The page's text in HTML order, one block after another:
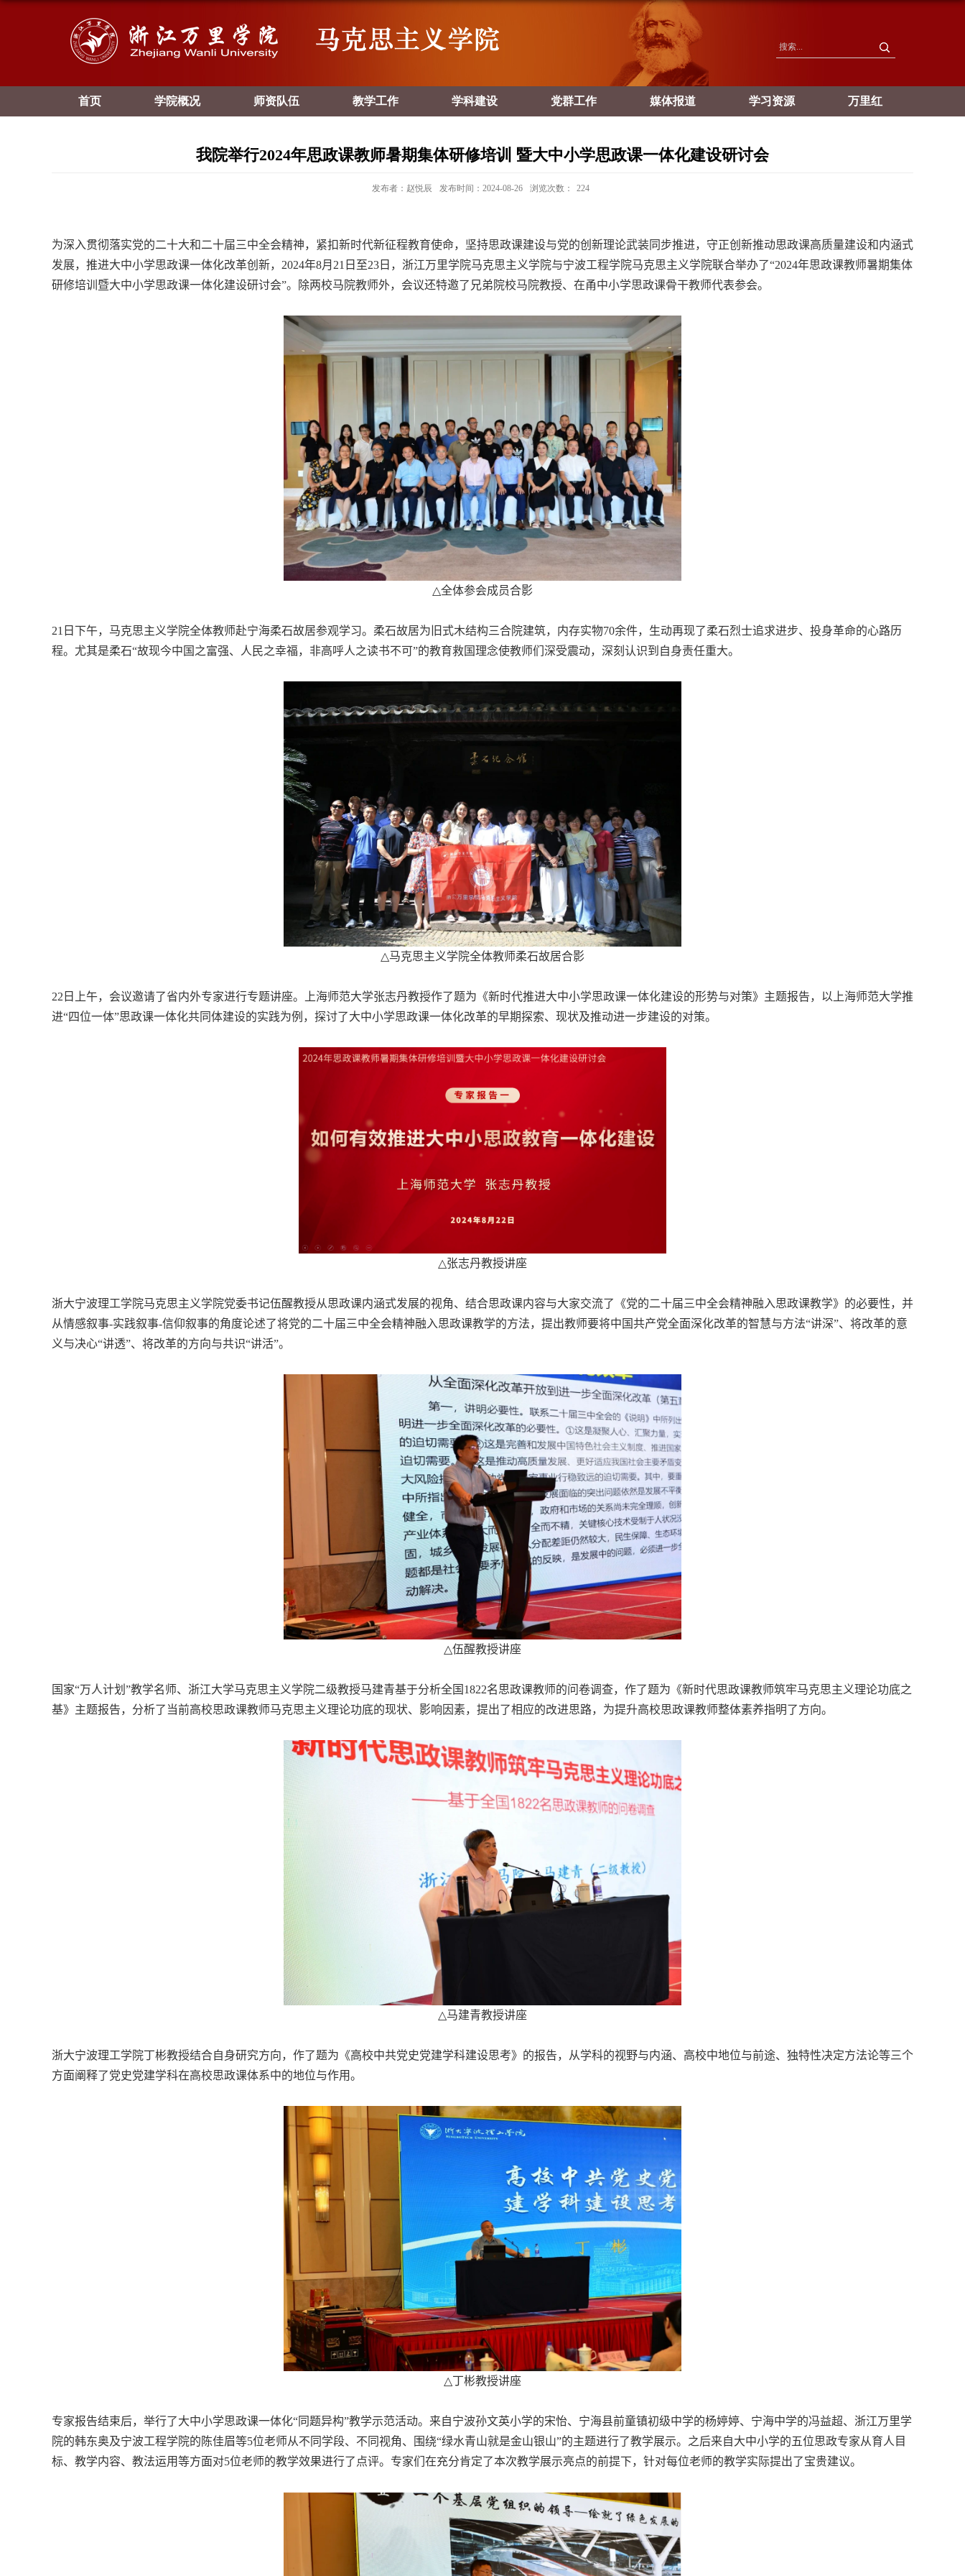
首页 学院概况 师资队伍 教学工作 学科建设 党群工作 媒体报道 学习资源 万里红
我院举行2024年思政课教师暑期集体研修培训 暨大中小学思政课一体化建设研讨会
发布者：赵悦辰 发布时间：2024-08-26 浏览次数： 224
为深入贯彻落实党的二十大和二十届三中全会精神，紧扣新时代新征程教育使命，坚持思政课建设与党的创新理论武装同步推进，守正创新推动思政课高质量建设和内涵式
发展，推进大中小学思政课一体化改革创新， 2024年8月 21 日至23 日，浙江万里学院马克思主义学院与宁波工程学院马克思主义学院联合举办了“2024年思政课教师暑期集体
研修培训暨大中小学思政课一体化建设研讨会”。除两校马院教师外，会议还特邀了兄弟院校马院教授、在甬中小学思政课骨干教师代表参会。
△全体参会成员合影
21 日下午，马克思主义学院全体教师赴宁海柔石故居参观学习。柔石故居为旧式木结构三合院建筑，内存实物70余件，生动再现了柔石烈士追求进步、投身革命的心路历
程。尤其是柔石“故现今中国之富强、人民之幸福，非高呼人之读书不可”的教育救国理念使教师们深受震动，深刻认识到自身责任重大。
△马克思主义学院全体教师柔石故居合影
22 日上午，会议邀请了省内外专家进行专题讲座。上海师范大学张志丹教授作了题为《新时代推进大中小学思政课一体化建设的形势与对策》主题报告，以上海师范大学推
进“四位一体”思政课一体化共同体建设的实践为例，探讨了大中小学思政课一体化改革的早期探索、现状及推动进一步建设的对策。
△张志丹教授讲座
浙大宁波理工学院马克思主义学院党委书记伍醒教授从思政课内涵式发展的视角、结合思政课内容与大家交流了《党的二十届三中全会精神融入思政课教学》的必要性，并
从情感叙事-实践叙事-信仰叙事的角度论述了将党的二十届三中全会精神融入思政课教学的方法，提出教师要将中国共产党全面深化改革的智慧与方法“讲深”、将改革的意
义与决心“讲透”、将改革的方向与共识“讲活”。
△伍醒教授讲座
国家“万人计划”教学名师、浙江大学马克思主义学院二级教授马建青基于分析全国 1822名思政课教师的问卷调查，作了题为《新时代思政课教师筑牢马克思主义理论功底之
基》主题报告，分析了当前高校思政课教师马克思主义理论功底的现状、影响因素，提出了相应的改进思路，为提升高校思政课教师整体素养指明了方向。
△马建青教授讲座
浙大宁波理工学院丁彬教授结合自身研究方向，作了题为《高校中共党史党建学科建设思考》的报告，从学科的视野与内涵、高校中地位与前途、独特性决定方法论等三个
方面阐释了党史党建学科在高校思政课体系中的地位与作用。
△丁彬教授讲座
专家报告结束后，举行了大中小学思政课一体化“同题异构”教学示范活动。来自宁波孙文英小学的宋怡、宁海县前童镇初级中学的杨婷婷、宁海中学的冯益超、浙江万里学
院的韩东奥及宁波工程学院的陈佳眉等5位老师从不同学段、不同视角、围绕“绿水青山就是金山银山”的主题进行了教学展示。之后来自大中小学的五位思政专家从育人目
标、教学内容、教法运用等方面对5位老师的教学效果进行了点评。专家们在充分肯定了本次教学展示亮点的前提下，针对每位老师的教学实际提出了宝贵建议。